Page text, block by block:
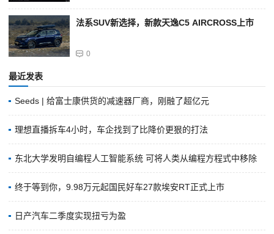
法系SUV新选择，新款天逸C5 AIRCROSS上市
0
最近发表
Seeds | 给富士康供货的减速器厂商，刚融了超亿元
理想直播拆车4小时，车企找到了比降价更狠的打法
东北大学发明自编程人工智能系统 可将人类从编程方程式中移除
终于等到你，9.98万元起国民好车27款埃安RT正式上市
日产汽车二季度实现扭亏为盈